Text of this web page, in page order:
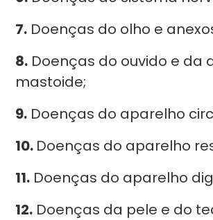
7. Doenças do olho e
8. Doenças do ouvido e da
mastoide;
9. Doenças do aparelho
10. Doenças do aparelho
11. Doenças do aparelho
12. Doenças da pele e do